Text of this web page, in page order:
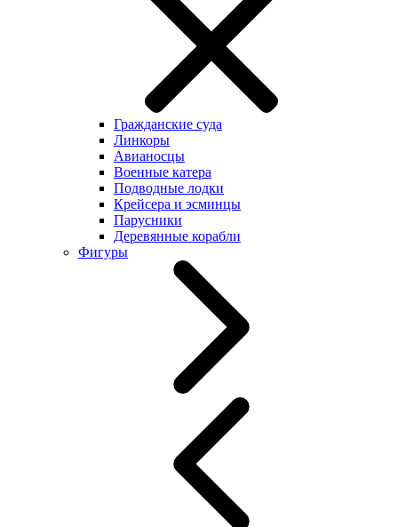
Гражданские суда
Линкоры
Авианосцы
Военные катера
Подводные лодки
Крейсера и эсминцы
Парусники
Деревянные корабли
Фигуры